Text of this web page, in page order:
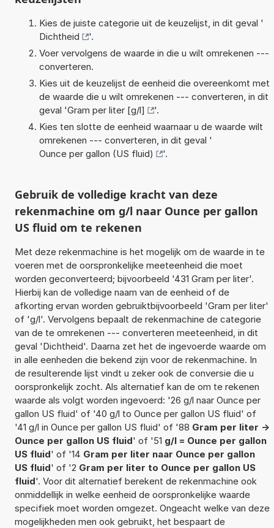
Kies de juiste categorie uit de keuzelijst, in dit geval '
Dichtheid
'.
Voer vervolgens de waarde in die u wilt omrekenen ---
converteren.
Kies uit de keuzelijst de eenheid die overeenkomt met
de waarde die u wilt omrekenen --- converteren, in dit
geval 'Gram per liter [g/l]
'.
Kies ten slotte de eenheid waarnaar u de waarde wilt
omrekenen --- converteren, in dit geval '
Ounce per gallon (US fluid)
'.
Gebruik de volledige kracht van deze
rekenmachine om g/l naar Ounce per gallon
US fluid om te rekenen
Met deze rekenmachine is het mogelijk om de waarde in te
voeren met de oorspronkelijke meeteenheid die moet
worden geconverteerd; bijvoorbeeld '431 Gram per liter'.
Hierbij kan de volledige naam van de eenheid of de
afkorting ervan worden gebruiktbijvoorbeeld 'Gram per liter'
of 'g/l'. Vervolgens bepaalt de rekenmachine de categorie
van de te omrekenen --- converteren meeteenheid, in dit
geval 'Dichtheid'. Daarna zet het de ingevoerde waarde om
in alle eenheden die bekend zijn voor de rekenmachine. In
de resulterende lijst vindt u zeker ook de conversie die u
oorspronkelijk zocht. Als alternatief kan de om te rekenen
waarde als volgt worden ingevoerd: '26 g/l naar Ounce per
gallon US fluid' of '40 g/l to Ounce per gallon US fluid' of
'41 g/l in Ounce per gallon US fluid' of '88 Gram per liter ->
Ounce per gallon US fluid' of '51 g/l = Ounce per gallon
US fluid' of '14 Gram per liter naar Ounce per gallon
US fluid' of '2 Gram per liter to Ounce per gallon US
fluid'. Voor dit alternatief berekent de rekenmachine ook
onmiddellijk in welke eenheid de oorspronkelijke waarde
specifiek moet worden omgezet. Ongeacht welke van deze
mogelijkheden men ook gebruikt, het bespaart de